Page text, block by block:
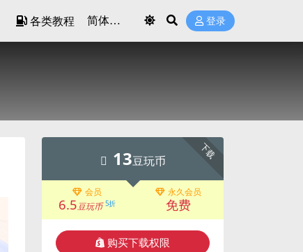
各类教程 登录
下载
13豆玩币
会员
6.5豆玩币 5折
永久会员
免费
购买下载权限